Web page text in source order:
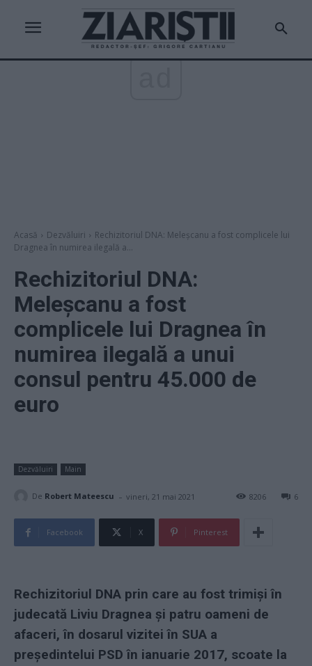
Acasă Dezvăluiri
Rechizitoriul DNA: Meleșcanu a fost complicele lui
Dragnea în numirea ilegală a...
Rechizitoriul DNA:
Meleșcanu a fost
complicele lui Dragnea în
numirea ilegală a unui
consul pentru 45.000 de
euro
Dezvăluiri Main
De Robert Mateescu - vineri, 21 mai 2021 6
8206
Facebook X Pinterest
Rechizitoriul DNA prin care au fost trimiși în
judecată Liviu Dragnea și patru oameni de
afaceri, în dosarul vizitei în SUA a
președintelui PSD în ianuarie 2017, scoate la